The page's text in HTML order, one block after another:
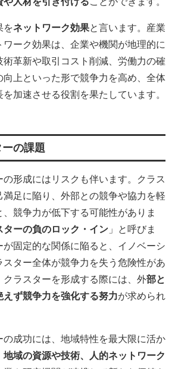
をネットワーク効果と言います。産業
ワーク効果は、企業や機関が地理的に
革新や取引コスト削減、労働力の確
向上といった形で競争力を高め、全体
加速させる役割を果たしています。
の課題
の形成にはリスクも伴います。クラス
満足に陥り、外部との競争や協力を軽
競争力が低下する可能性がありま
ターの負のロック・イン 」と呼びま
固定的な関係に陥ると、イノベーシ
スター全体が競争力を失う危険性があ
クラスターを形成する際には、外部と
ず競争力を強化する努力が求められ
の成功には、地域特性を最大限に活か
地域の資源や技術、人的ネットワーク